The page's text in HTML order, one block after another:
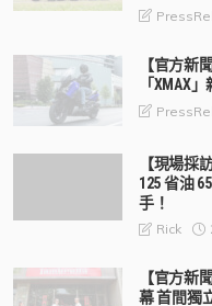
【官方新
「XMAX
【現場採
125 省油
手！
Rick
【官方新
幕 首間獨